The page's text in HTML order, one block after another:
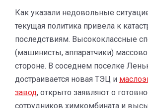
Как указали недовольные
текущая политика привела к
последствиям. Высококлассные
(машинисты, аппаратчики)
стороне. В соседнем поселке
достраивается новая ТЭЦ и
завод, открыто заявляют о
сотрудников химкомбината и